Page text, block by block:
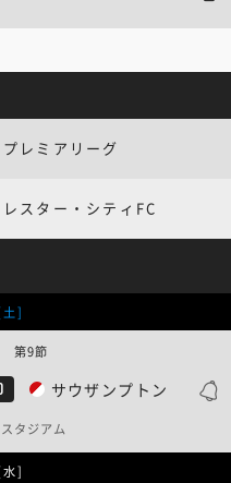
プレミアリーグ
レスター・シティFC
]
サウザンプトン
第9節
タジアム
]